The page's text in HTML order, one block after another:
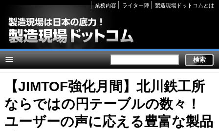
Secondary
links
業務内容 ライター陣 製造現場ドットコムとは
【JIMTOF強化月間】北川鉄工所
ならではの円テーブルの数々！
ユーザーの声に応える豊富な製品